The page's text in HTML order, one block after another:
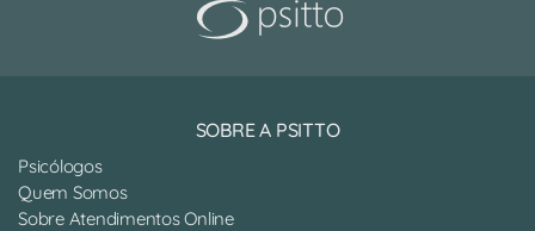
SOBRE A PSITTO
Psicólogos
Quem Somos
Sobre Atendimentos Online